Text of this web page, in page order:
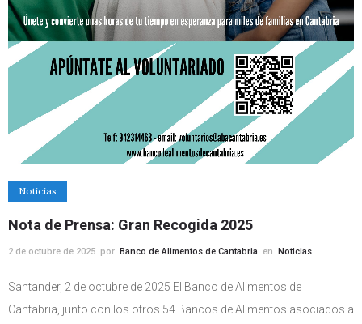
Noticias
Nota de Prensa: Gran Recogida 2025
2 de octubre de 2025 por Banco de Alimentos de Cantabria en Noticias
Santander, 2 de octubre de 2025 El Banco de Alimentos de
Cantabria, junto con los otros 54 Bancos de Alimentos asociados a